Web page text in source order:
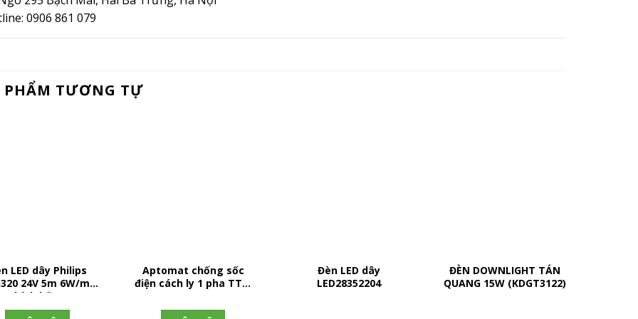
0906 861 079
PHẨM TƯƠNG TỰ
LED dây Philips
24V 5m 6W/m
chính hãng
Aptomat chống sốc
điện cách ly 1 pha TTE-
Đèn LED dây
LED28352204
ĐÈN DOWNLIGHT TÁN
QUANG 15W (KDGT3122)